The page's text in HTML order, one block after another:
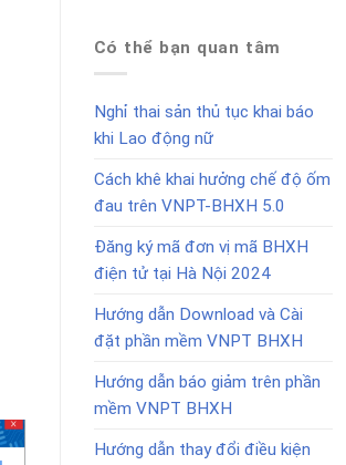
Có thể bạn quan tâm
Nghỉ thai sản thủ tục khai báo
khi Lao động nữ
Cách khê khai hưởng chế độ ốm
đau trên VNPT-BHXH 5.0
Đăng ký mã đơn vị mã BHXH
điện tử tại Hà Nội 2024
Hướng dẫn Download và Cài
đặt phần mềm VNPT BHXH
Hướng dẫn báo giảm trên phần
mềm VNPT BHXH
Hướng dẫn thay đổi điều kiện